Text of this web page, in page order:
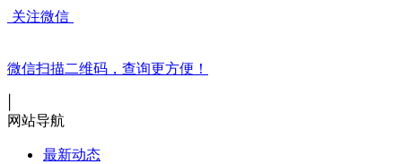
关注微信
微信扫描二维码，查询更方便！
网站导航
最新动态